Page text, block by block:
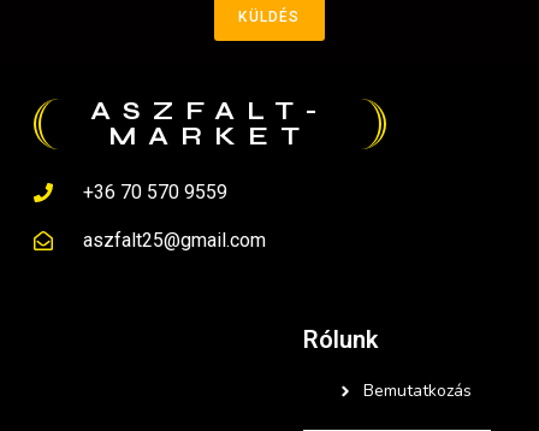
KÜLDÉS
ASZFALT-
MARKET
+36 70 570 9559
aszfalt25@gmail.com
Rólunk
Bemutatkozás